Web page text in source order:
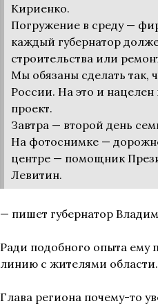
Кириенко.
Погружение в среду —
каждый губернатор
строительства или
Мы обязаны сделать так,
России. На это и
проект.
Завтра — второй день
На фотоснимке —
центре — помощник
Левитин.
— пишет губернатор
Ради подобного опыта
линию с жителями области.
Глава региона почему-то